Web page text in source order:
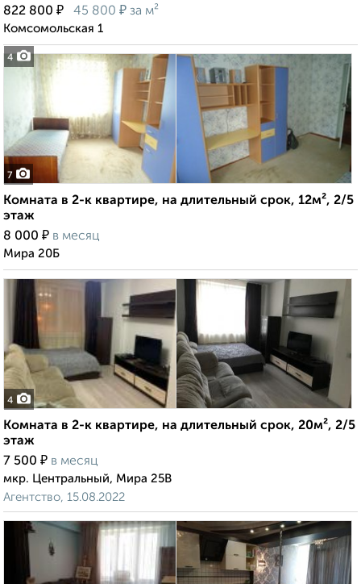
4
822 800 ₽ 45 800 ₽ за м²
Комсомольская 1
7
Комната в 2-к квартире, на длительный срок, 12м², 2/5
этаж
8 000 ₽ в месяц
Мира 20Б
4
Комната в 2-к квартире, на длительный срок, 20м², 2/5
этаж
7 500 ₽ в месяц
мкр. Центральный, Мира 25В
Агентство, 15.08.2022